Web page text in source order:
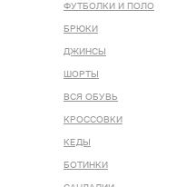
ФУТБОЛКИ И ПОЛО
БРЮКИ
ДЖИНСЫ
ШОРТЫ
ВСЯ ОБУВЬ
КРОССОВКИ
КЕДЫ
БОТИНКИ